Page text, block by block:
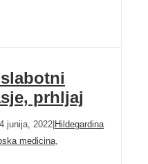
prhljaj
junija, 2022 Hildegardina
medicina,